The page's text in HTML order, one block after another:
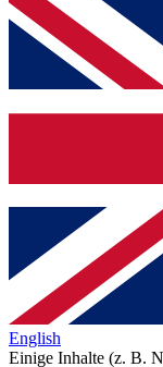
English
Einige Inhalte (z. B.